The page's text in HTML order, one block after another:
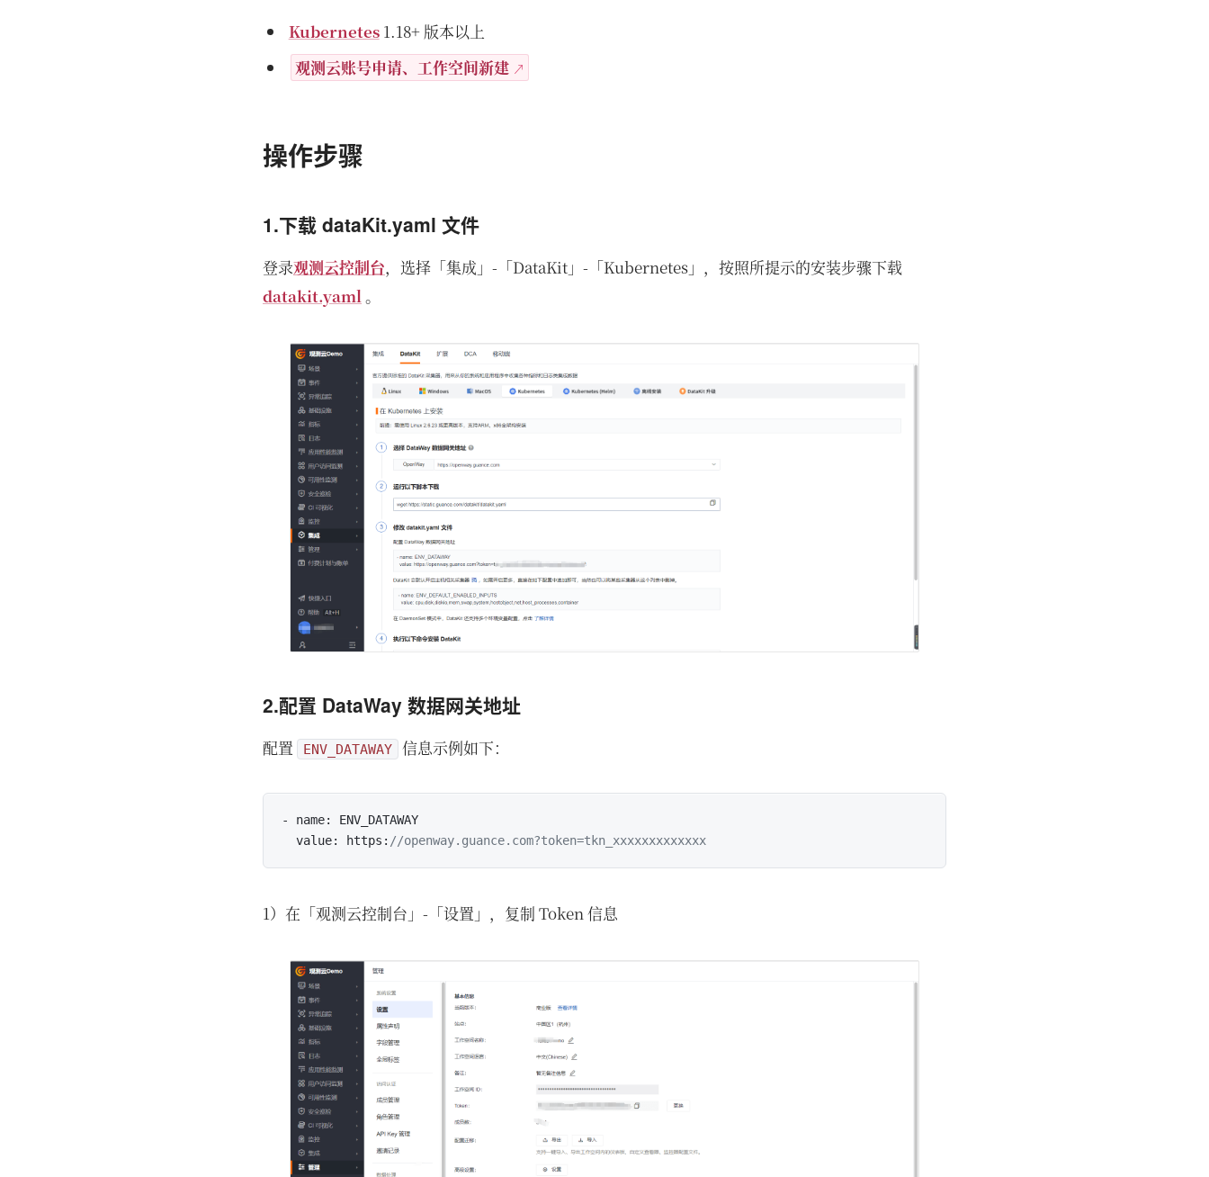
Kubernetes1.18+ 版本以上
观测云账号申请、工作空间新建
操作步骤
1.下载 dataKit.yaml 文件
登录观测云控制台，选择「集成」-「DataKit」-「Kubernetes」，按照所提示的安装步骤下载
datakit.yaml。
2.配置 DataWay 数据网关地址
配置 ENV_DATAWAY 信息示例如下：
- name:
ENV_DATAWAY
  value
: https : //openway.guance.com?token=tkn_xxxxxxxxxxxxx
1）在「观测云控制台」-「设置」，复制 Token 信息